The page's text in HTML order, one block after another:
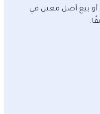
أو بيع أصل معين في